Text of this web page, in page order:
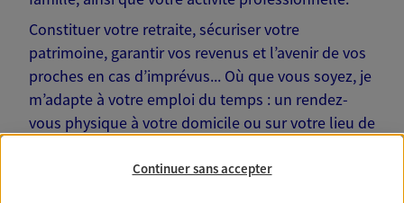
Constituer votre retraite, sécuriser votre
patrimoine, garantir vos revenus et l’avenir de vos
proches en cas d’imprévus... Où que vous soyez, je
m’adapte à votre emploi du temps : un rendez-
vous physique à votre domicile ou sur votre lieu de
Continuer sans accepter